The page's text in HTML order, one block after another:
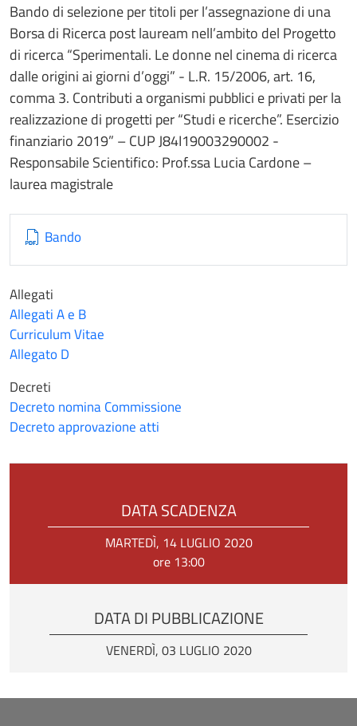
Bando di selezione per titoli per l’assegnazione di una
Borsa di Ricerca post lauream nell’ambito del Progetto
di ricerca “Sperimentali. Le donne nel cinema di ricerca
dalle origini ai giorni d’oggi” - L.R. 15/2006, art. 16,
comma 3. Contributi a organismi pubblici e privati per la
realizzazione di progetti per “Studi e ricerche”. Esercizio
finanziario 2019” – CUP J84I19003290002 -
Responsabile Scientifico: Prof.ssa Lucia Cardone –
laurea magistrale
Bando
Allegati
Allegati A e B
Curriculum Vitae
Allegato D
Decreti
Decreto nomina Commissione
Decreto approvazione atti
DATA SCADENZA
MARTEDÌ, 14 LUGLIO 2020
ore 13:00
DATA DI PUBBLICAZIONE
VENERDÌ, 03 LUGLIO 2020